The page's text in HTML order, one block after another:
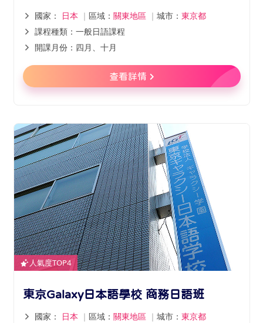
國家： 日本 ｜ 區域： 關東地區 ｜ 城市： 東京都
課程種類：一般日語課程
開課月份：四月、十月
查看詳情
人氣度TOP4
東京Galaxy日本語學校 商務日語班
國家： 日本 ｜ 區域： 關東地區 ｜ 城市： 東京都